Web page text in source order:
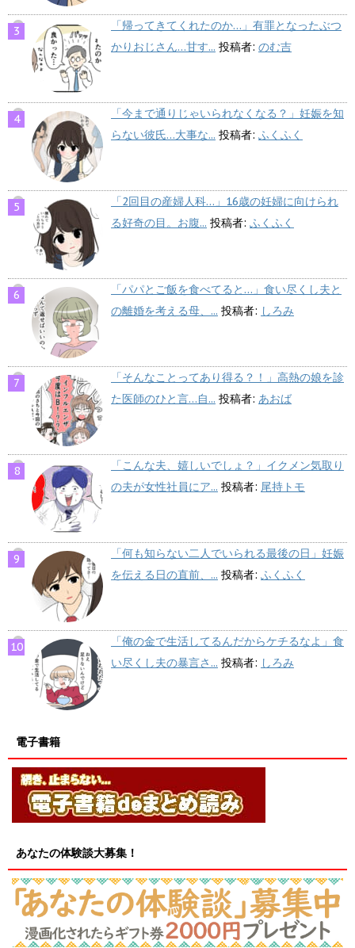
「帰ってきてくれたのか…」有罪となったぶつ
かりおじさん…甘す... 投稿者: のむ吉
「今まで通りじゃいられなくなる？」妊娠を知
らない彼氏…大事な... 投稿者: ふくふく
「2回目の産婦人科…」16歳の妊婦に向けられ
る好奇の目。お腹... 投稿者: ふくふく
「パパとご飯を食べてると…」食い尽くし夫と
の離婚を考える母、... 投稿者: しろみ
「そんなことってあり得る？！」高熱の娘を診
た医師のひと言…自... 投稿者: あおば
「こんな夫、嬉しいでしょ？」イクメン気取り
の夫が女性社員にア... 投稿者: 尾持トモ
「何も知らない二人でいられる最後の日」妊娠
を伝える日の直前、... 投稿者: ふくふく
「俺の金で生活してるんだからケチるなよ」食
い尽くし夫の暴言さ... 投稿者: しろみ
電子書籍
あなたの体験談大募集！